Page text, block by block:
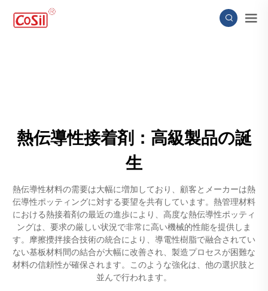
熱伝導性接着剤：高級製品の誕
生
熱伝導性材料の需要は大幅に増加しており、顧客とメーカーは熱
伝導性ポッティングに対する要望を共有しています。熱管理材料
における熱接着剤の最近の進歩により、高度な熱伝導性ポッティ
ングは、要求の厳しい状況で非常に高い機械的性能を提供しま
す。摩擦攪拌接合技術の統合により、導電性樹脂で融合されてい
ない基板材料間の結合が大幅に改善され、製造プロセスが困難な
材料の信頼性が確保されます。このような強化は、他の選択肢と
並んで行われます。